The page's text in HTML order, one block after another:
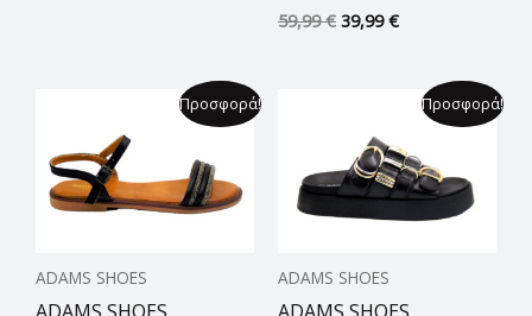
59,99€ 39,99€
Προσφορά!
ADAMS SHOES
was:
59,99 €.
τρέχουσα
είναι:
39,99 €.
Προσφορά!
ADAMS SHOES
was:
59,99 €.
τρέχουσα
είναι:
49,00 €.